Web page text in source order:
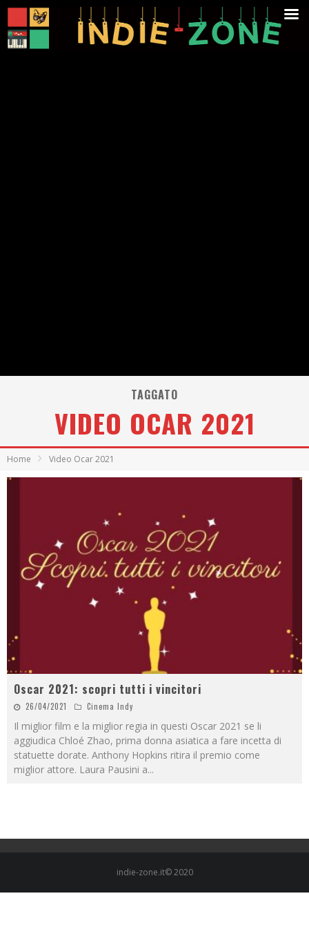
TAGGATO
VIDEO OCAR 2021
Home Video Ocar 2021
Oscar 2021: scopri tutti i vincitori
26/04/2021 Cinema Indy
Il miglior film e la miglior regia in questi Oscar 2021 se li
aggiudica Chloé Zhao, prima donna asiatica a fare incetta di
statuette dorate. Anthony Hopkins ritira il premio come
miglior attore. Laura Pausini a...
indie-zone.it© 2020